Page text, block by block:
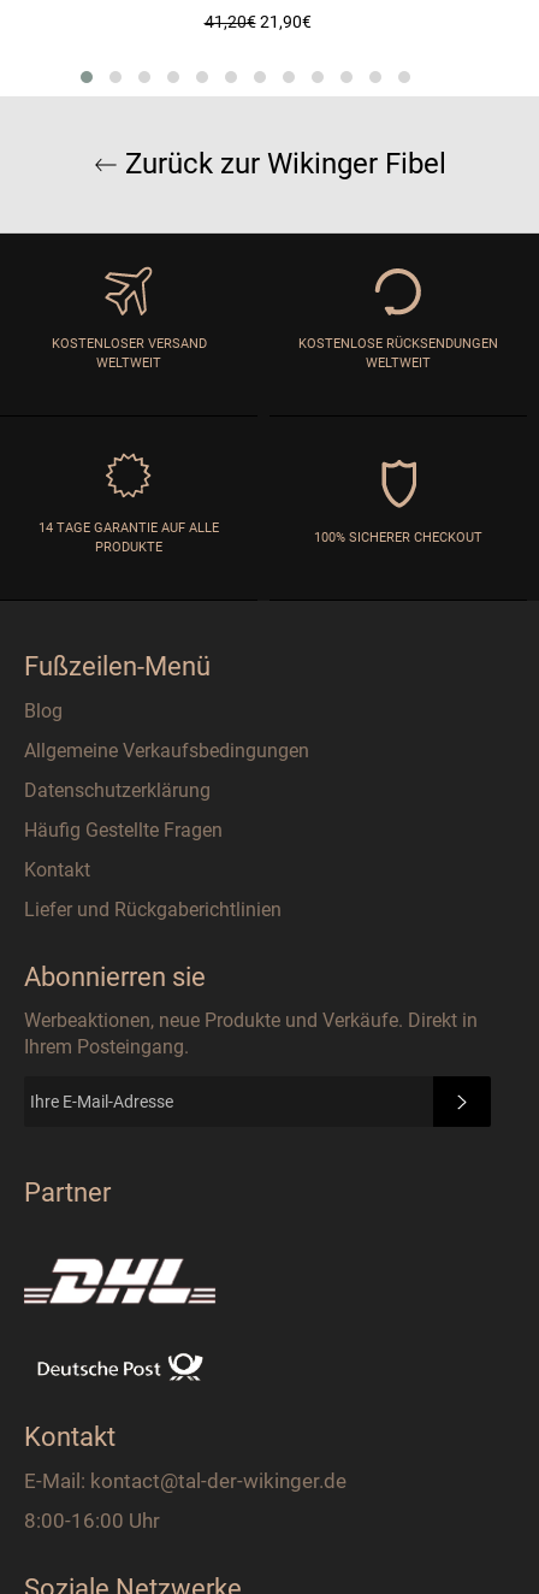
Normaler
41,20€Sonderpreis
21,90€
Zurück zur Wikinger Fibel
KOSTENLOSER VERSAND
WELTWEIT
KOSTENLOSE RÜCKSENDUNGEN
WELTWEIT
14 TAGE GARANTIE AUF ALLE
PRODUKTE
100% SICHERER CHECKOUT
Fußzeilen-Menü
Blog
Allgemeine Verkaufsbedingungen
Datenschutzerklärung
Häufig Gestellte Fragen
Kontakt
Liefer und Rückgaberichtlinien
Abonnierren sie
Werbeaktionen, neue Produkte und Verkäufe. Direkt in
Ihrem Posteingang.
Partner
Kontakt
E-Mail: kontact@tal-der-wikinger.de
8:00-16:00 Uhr